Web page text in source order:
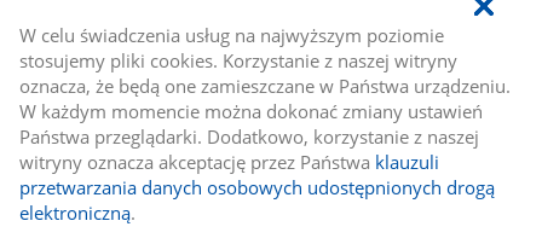
W celu świadczenia usług na najwyższym poziomie
stosujemy pliki cookies. Korzystanie z naszej witryny
oznacza, że będą one zamieszczane w Państwa urządzeniu.
W każdym momencie można dokonać zmiany ustawień
Państwa przeglądarki. Dodatkowo, korzystanie z naszej
witryny oznacza akceptację przez Państwa klauzuli
przetwarzania danych osobowych udostępnionych drogą
elektroniczną.